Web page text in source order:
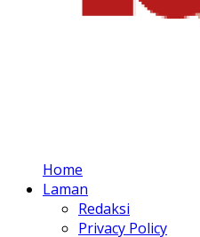
Home
Laman
Redaksi
Privacy Policy